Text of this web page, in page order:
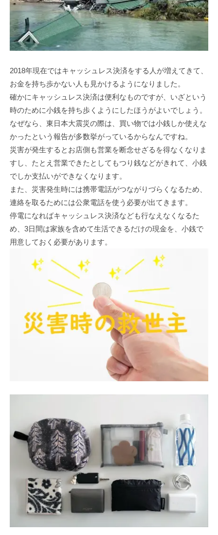
2018年現在ではキャッシュレス決済をする人が増えてきて、
お金を持ち歩かない人も見かけるようになりました。
確かにキャッシュレス決済は便利なものですが、いざという
時のために小銭を持ち歩くようにしたほうがよいでしょう。
なぜなら、東日本大震災の際は、買い物では小銭しか使えな
かったという報告が多数挙がっているからなんですね。
災害が発生するとお店側も営業を断念せざるを得なくなりま
すし、たとえ営業できたとしてもつり銭などがきれて、小銭
でしか支払いができなくなります。
また、災害発生時には携帯電話がつながりづらくなるため、
連絡を取るためには公衆電話を使う必要が出てきます。
停電になればキャッシュレス決済なども行なえなくなるた
め、3日間は家族を含めて生活できるだけの現金を、小銭で
用意しておく必要があります。